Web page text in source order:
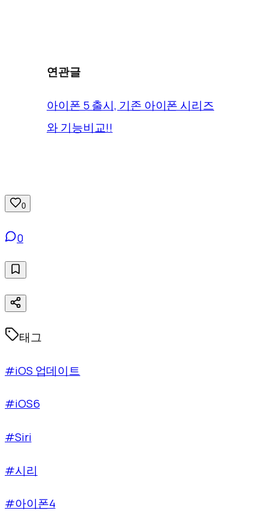
연관글
아이폰 5 출시, 기존 아이폰 시리즈
와 기능비교!!
0
0
태그
#iOS 업데이트
#iOS6
#Siri
#시리
#아이폰4